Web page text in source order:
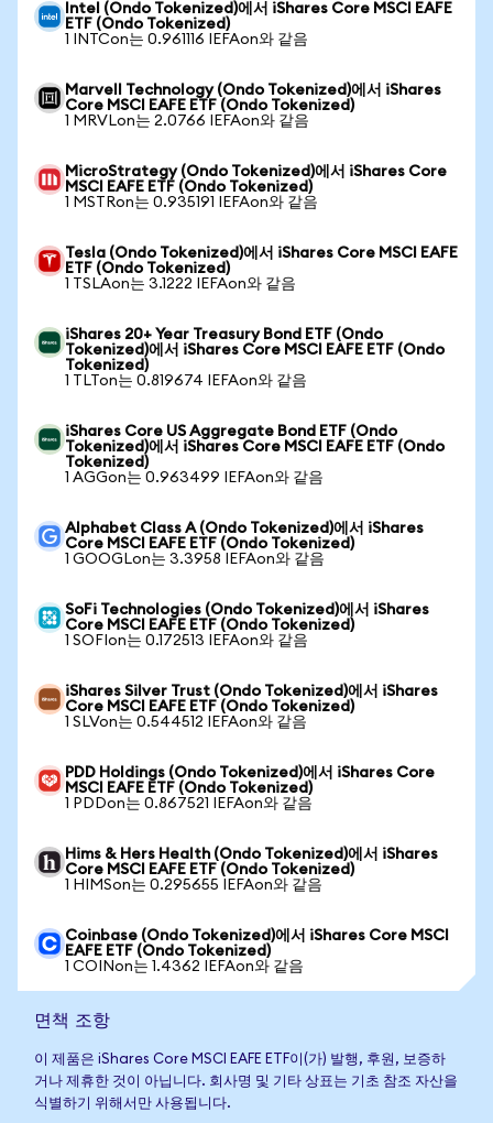
Intel (Ondo Tokenized)에서 iShares Core MSCI EAFE
ETF (Ondo Tokenized)
1 INTCon는 0.961116 IEFAon와 같음
Marvell Technology (Ondo Tokenized)에서 iShares
Core MSCI EAFE ETF (Ondo Tokenized)
1 MRVLon는 2.0766 IEFAon와 같음
MicroStrategy (Ondo Tokenized)에서 iShares Core
MSCI EAFE ETF (Ondo Tokenized)
1 MSTRon는 0.935191 IEFAon와 같음
Tesla (Ondo Tokenized)에서 iShares Core MSCI EAFE
ETF (Ondo Tokenized)
1 TSLAon는 3.1222 IEFAon와 같음
iShares 20+ Year Treasury Bond ETF (Ondo
Tokenized)에서 iShares Core MSCI EAFE ETF (Ondo
Tokenized)
1 TLTon는 0.819674 IEFAon와 같음
iShares Core US Aggregate Bond ETF (Ondo
Tokenized)에서 iShares Core MSCI EAFE ETF (Ondo
Tokenized)
1 AGGon는 0.963499 IEFAon와 같음
Alphabet Class A (Ondo Tokenized)에서 iShares
Core MSCI EAFE ETF (Ondo Tokenized)
1 GOOGLon는 3.3958 IEFAon와 같음
SoFi Technologies (Ondo Tokenized)에서 iShares
Core MSCI EAFE ETF (Ondo Tokenized)
1 SOFIon는 0.172513 IEFAon와 같음
iShares Silver Trust (Ondo Tokenized)에서 iShares
Core MSCI EAFE ETF (Ondo Tokenized)
1 SLVon는 0.544512 IEFAon와 같음
PDD Holdings (Ondo Tokenized)에서 iShares Core
MSCI EAFE ETF (Ondo Tokenized)
1 PDDon는 0.867521 IEFAon와 같음
Hims & Hers Health (Ondo Tokenized)에서 iShares
Core MSCI EAFE ETF (Ondo Tokenized)
1 HIMSon는 0.295655 IEFAon와 같음
Coinbase (Ondo Tokenized)에서 iShares Core MSCI
EAFE ETF (Ondo Tokenized)
1 COINon는 1.4362 IEFAon와 같음
면책 조항
이 제품은 iShares Core MSCI EAFE ETF이(가) 발행, 후원, 보증하
거나 제휴한 것이 아닙니다. 회사명 및 기타 상표는 기초 참조 자산을
식별하기 위해서만 사용됩니다.